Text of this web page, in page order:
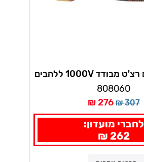
ידית מברג עם רצ'ט מבודד 1000V ללהבים
מתחלפים באקו
808060
307 ₪
276 ₪
לחברי מועדון:
262 ₪